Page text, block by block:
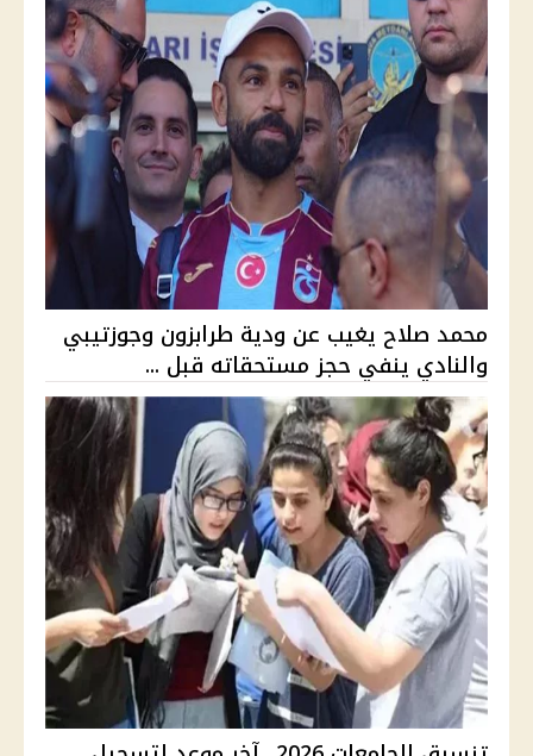
محمد صلاح يغيب عن ودية طرابزون وجوزتيبي
والنادي ينفي حجز مستحقاته قبل ...